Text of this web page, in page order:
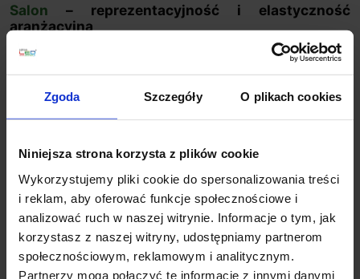
Zgoda Szczegóły O plikach cookies
Niniejsza strona korzysta z plików cookie
Wykorzystujemy pliki cookie do spersonalizowania treści
i reklam, aby oferować funkcje społecznościowe i
analizować ruch w naszej witrynie. Informacje o tym, jak
korzystasz z naszej witryny, udostępniamy partnerom
społecznościowym, reklamowym i analitycznym.
Partnerzy mogą połączyć te informacje z innymi danymi
Salon – reprezentacyjność i elastyczność
aranżacyjna
W salonie lampa sufitowa pełni zarówno funkcję
użytkową, jak i dekoracyjną. Szklane klosze –
przezroczyste, mleczne lub dymione – pozwalają
budując atmosferę sprzyjającą wypoczynkowi. Modele
umożliwiają dopasowanie intensywności światła do
różnych scenariuszy użytkowych, takich jak relaks,
spotkania towarzyskie czy oglądanie telewizji.
Jadalnia – komfortowe światło nad stołem
Szklana lampa sufitowa w jadalni powinna zapewniać